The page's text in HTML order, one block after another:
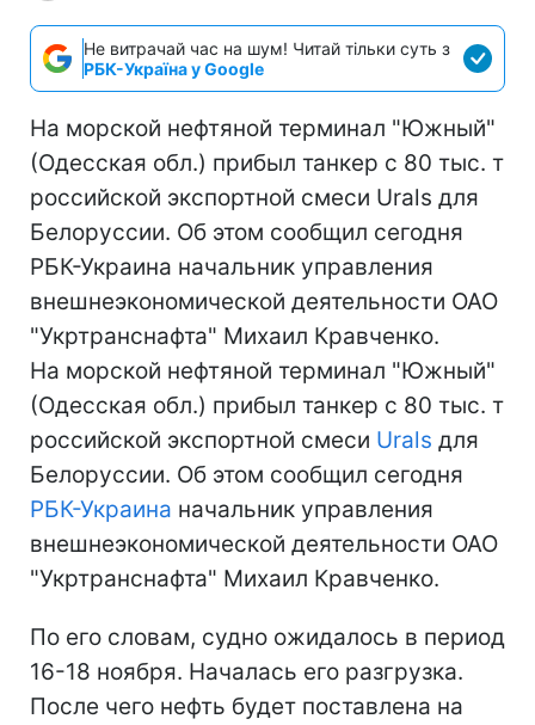
Не витрачай час на шум! Читай тільки суть з
РБК-Україна у Google
На морской нефтяной терминал "Южный"
(Одесская обл.) прибыл танкер с 80 тыс. т
российской экспортной смеси Urals для
Белоруссии. Об этом сообщил сегодня
РБК-Украина начальник управления
внешнеэкономической деятельности ОАО
"Укртранснафта" Михаил Кравченко.
На морской нефтяной терминал "Южный"
(Одесская обл.) прибыл танкер с 80 тыс. т
российской экспортной смеси Urals для
Белоруссии. Об этом сообщил сегодня
РБК-Украина начальник управления
внешнеэкономической деятельности ОАО
"Укртранснафта" Михаил Кравченко.
По его словам, судно ожидалось в период
16-18 ноября. Началась его разгрузка.
После чего нефть будет поставлена на